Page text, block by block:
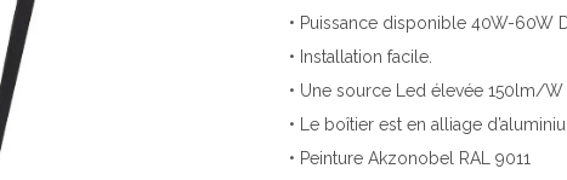
• Puissance disponible 40W-60W
• Installation facile.
• Une source Led élevée 150lm/W
• Le boîtier est en alliage
• Peinture Akzonobel RAL 9011